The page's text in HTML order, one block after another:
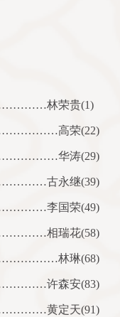
林荣贵(1)
高荣(22)
华涛(29)
古永继(39)
李国荣(49)
相瑞花(58)
林琳(68)
许森安(83)
黄定天(91)